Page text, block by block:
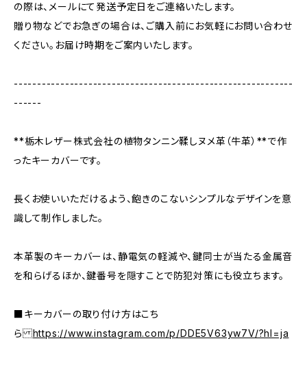
の際は、メールにて発送予定日をご連絡いたします。
贈り物などでお急ぎの場合は、ご購入前にお気軽にお問い合わせ
ください。お届け時期をご案内いたします。
------------------------------------------------------------
------
**栃木レザー株式会社の植物タンニン鞣しヌメ革（牛革）**で作
ったキーカバーです。
長くお使いいただけるよう、飽きのこないシンプルなデザインを意
識して制作しました。
本革製のキーカバーは、静電気の軽減や、鍵同士が当たる金属音
を和らげるほか、鍵番号を隠すことで防犯対策にも役立ちます。
■キーカバーの取り付け方はこち
らhttps://www.instagram.com/p/DDE5V63yw7V/?hl=ja